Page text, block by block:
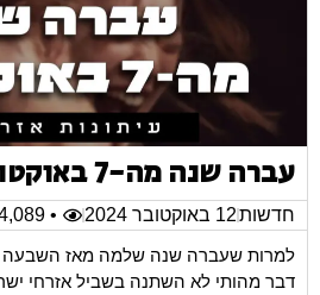
עברה שנה מה-7 באוקטובר
חדשות12 באוקטובר 2024
• 4,089
דבר מהותי לא השתנה בשביל אזרחי